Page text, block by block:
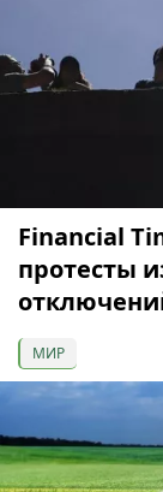
Financial
протесты
МИР